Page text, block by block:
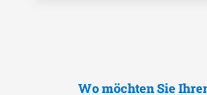
Wo möchten Sie